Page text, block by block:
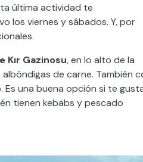
última actividad te
los viernes y sábados. Y, por
Gazinosu, en lo alto de la
albóndigas de carne. También
Es una buena opción si te
tienen kebabs y pescado